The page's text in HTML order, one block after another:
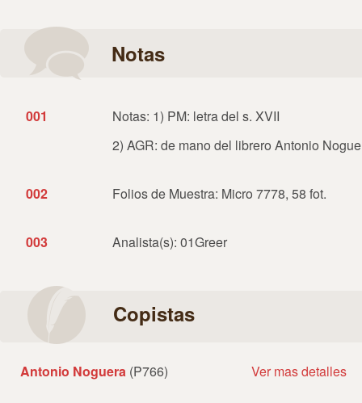
Notas
001
Notas: 1) PM: letra del s. XVII
2) AGR: de mano del librero Antonio
002 Folios de Muestra: Micro 7778, 58 fot.
003 Analista(s): 01Greer
Copistas
Antonio Noguera (P766) Ver mas detalles